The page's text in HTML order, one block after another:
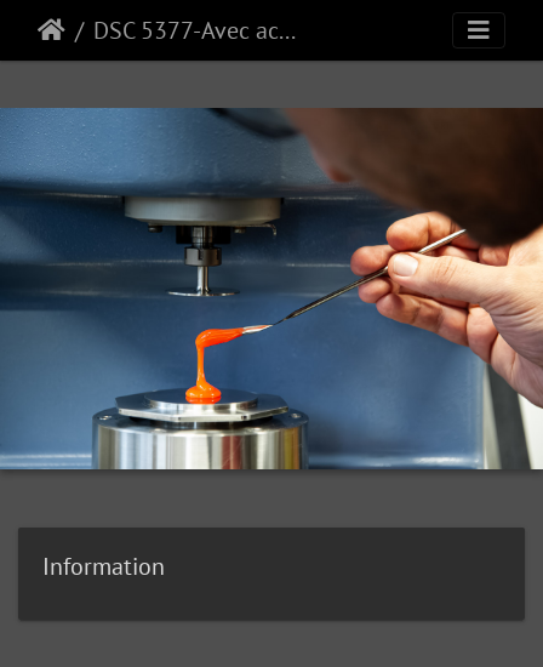
DSC 5377-Avec accentuation-Bruit-Modifier
Information